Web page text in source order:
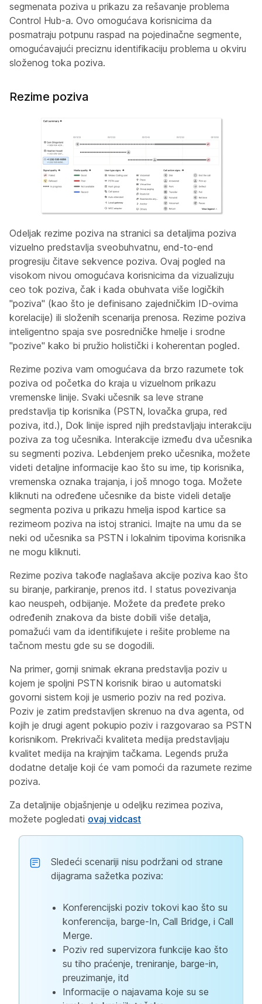
segmenata poziva u prikazu za rešavanje problema
Control Hub-a. Ovo omogućava korisnicima da
posmatraju potpunu raspad na pojedinačne segmente,
omogućavajući preciznu identifikaciju problema u okviru
složenog toka poziva.
Rezime poziva
Odeljak rezime poziva na stranici sa detaljima poziva
vizuelno predstavlja sveobuhvatnu, end-to-end
progresiju čitave sekvence poziva. Ovaj pogled na
visokom nivou omogućava korisnicima da vizualizuju
ceo tok poziva, čak i kada obuhvata više logičkih
"poziva" (kao što je definisano zajedničkim ID-ovima
korelacije) ili složenih scenarija prenosa. Rezime poziva
inteligentno spaja sve posredničke hmelje i srodne
"pozive" kako bi pružio holistički i koherentan pogled.
Rezime poziva vam omogućava da brzo razumete tok
poziva od početka do kraja u vizuelnom prikazu
vremenske linije. Svaki učesnik sa leve strane
predstavlja tip korisnika (PSTN, lovačka grupa, red
poziva, itd.), Dok linije ispred njih predstavljaju interakciju
poziva za tog učesnika. Interakcije između dva učesnika
su segmenti poziva. Lebdenjem preko učesnika, možete
videti detaljne informacije kao što su ime, tip korisnika,
vremenska oznaka trajanja, i još mnogo toga. Možete
kliknuti na određene učesnike da biste videli detalje
segmenta poziva u prikazu hmelja ispod kartice sa
rezimeom poziva na istoj stranici. Imajte na umu da se
neki od učesnika sa PSTN i lokalnim tipovima korisnika
ne mogu kliknuti.
Rezime poziva takođe naglašava akcije poziva kao što
su biranje, parkiranje, prenos itd. I status povezivanja
kao neuspeh, odbijanje. Možete da pređete preko
određenih znakova da biste dobili više detalja,
pomažući vam da identifikujete i rešite probleme na
tačnom mestu gde su se dogodili.
Na primer, gornji snimak ekrana predstavlja poziv u
kojem je spoljni PSTN korisnik birao u automatski
govorni sistem koji je usmerio poziv na red poziva.
Poziv je zatim predstavljen skrenuo na dva agenta, od
kojih je drugi agent pokupio poziv i razgovarao sa PSTN
korisnikom. Prekrivači kvaliteta medija predstavljaju
kvalitet medija na krajnjim tačkama. Legends pruža
dodatne detalje koji će vam pomoći da razumete rezime
poziva.
Za detaljnije objašnjenje u odeljku rezimea poziva,
možete pogledati ovaj vidcast
Sledeći scenariji nisu podržani od strane
dijagrama sažetka poziva:
Konferencijski poziv tokovi kao što su
konferencija, barge-In, Call Bridge, i Call
Merge.
Poziv red supervizora funkcije kao što
su tiho praćenje, treniranje, barge-in,
preuzimanje, itd
Informacije o najavama koje su se